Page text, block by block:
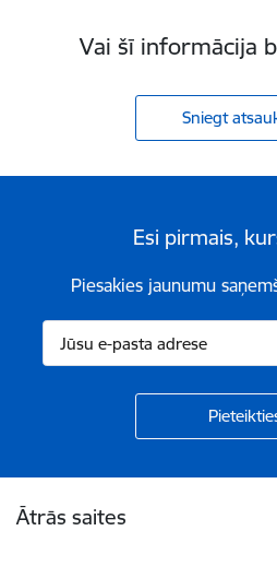
Vai šī informācija
Sniegt
Esi pirmais,
Piesakies jaunumu
Ātrās saites